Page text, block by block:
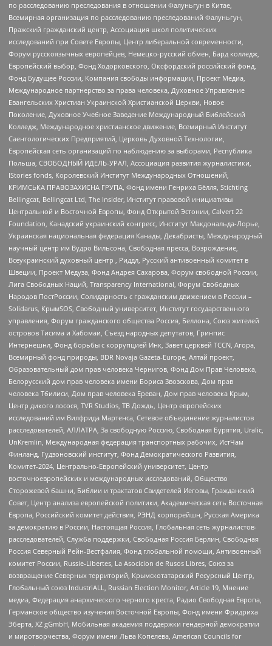
по расследованию преследования в отношении Фалуньгун в Китае,
Всемирная организация по расследованию преследований Фалуньгун,
Пражский гражданский центр, Ассоциация школ политических
исследований при Совете Европы, Центр либеральной современности,
Форум русскоязычных европейцев, Немецко-русский обмен, Бард колледж,
Европейский выбор, Фонд Ходорковского, Оксфордский российский фонд,
Фонд Будущее России, Компания свободы информации, Проект Медиа,
Международное партнерство за права человека, Духовное Управление
Евангельских Христиан Украинской Христианской Церкви, Новое
Поколение, Духовное Учебное Заведение Международный Библейский
Колледж, Международное христианское движение, Всемирный Институт
Саентологических Предприятий, Церковь Духовной Технологии,
Европейская сеть организаций по наблюдению за выборами, Республика
Польша, СВОБОДНЫЙ ИДЕЛЬ-УРАЛ, Ассоциация развития журналистики,
IStories fonds, Королевский Институт Международных Отношений,
КРИМСЬКА ПРАВОЗАХИСНА ГРУПА, Фонд имени Генриха Бёлля, Stichting
Bellingcat, Bellingcat Ltd, The Insider, Институт правовой инициативы
Центральной и Восточной Европы, Фонд Открытой Эстонии, Calvert 22
Foundation, Канадский украинский конгресс, Институт Макдональда-Лорье,
Украинская национальная федерация Канады, Декабристы, Международный
научный центр им Вудро Вильсона, Свободная пресса, Возрождение,
Всеукраинский духовный центр , Риддл, Русский антивоенный комитет в
Швеции, Проект Медуза, Фонд Андрея Сахарова, Форум свободной России,
Лига Свободных Наций, Transparеncy International, Форум Свободных
Народов ПостРоссии, Солидарность с гражданским движением в России –
Solidarus, КрымSOS, Свободный университет, Институт государственного
управления, Форум гражданского общества Россия, Беллона, Союз жителей
островов Тисима и Хабомаи, Съезд народных депутатов, Гринпис
Интернешнл, Фонд борьбы с коррупцией Инк, Завет церквей TCCN, Агора,
Всемирный фонд природы, BDR Novaja Gazeta-Europe, Алтай проект,
Образовательный дом прав человека Чернигов, Фонд Дом Прав Человека,
Белорусский дом прав человека имени Бориса Звозскова, Дом прав
человека Тбилиси, Дом прав человека Ереван, Дом прав человека Крым,
Центр дикого лосося, TVR Studios, ТВ Дождь, Центр европейских
исследований им Вилфрида Мартенса, Сетевое объединение журналистов
расследователей, АЛЛАТРА, За свободную Россию, Свободная Бурятия, Uralic,
UnKremlin, Международная федерация транспортных рабочих, ИстЧам
Финланд, Гудзоновский институт, Фонд Демократического Развития,
Комитет-2024, Центрально-Европейский университет, Центр
восточноевропейских и международных исследований, Общество
Сторожевой башни, Библии и трактатов Свидетелей Иеговы, Гражданский
Совет, Центр анализа европейской политики, Академическая сеть Восточная
Европа, Российский комитет действия, РЭНД корпорейшн, Русская Америка
за демократию в России, Настоящая Россия, Глобальная сеть журналистов-
расследователей, Служба поддержки, Свободная Россия Берлин, Свободная
Россия Северный Рейн-Вестфалия, Фонд глобальной помощи, Антивоенный
комитет России, Russie-Libertes, La Asocicion de Rusos Libres, Союз за
возвращение Северных территорий, Крымскотатарский Ресурсный Центр,
Глобальный союз IndustriALL, Russian Election Monitor, Article 19, Мнение
медиа, Федерация анархического черного креста, Радио Свободная Европа,
Германское общество изучения Восточной Европы, Фонд имени Фридриха
Эберта, XZ gGmbH, Мобильная академия поддержки гендерной демократии
и миротворчества, Форум имени Льва Копелева, American Councils for